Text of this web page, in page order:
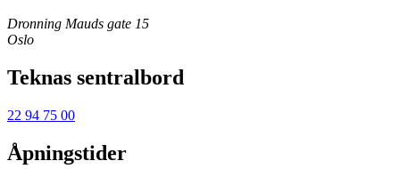
Dronning Mauds gate 15
Oslo
Teknas sentralbord
22 94 75 00
Åpningstider